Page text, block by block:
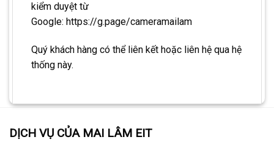
kiểm duyệt từ
Google: https://g.page/cameramailam
Quý khách hàng có thể liên kết hoặc liên hệ qua hệ
thống này.
DỊCH VỤ CỦA MAI LÂM EIT